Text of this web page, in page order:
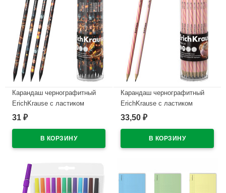
Карандаш чернографитный
ErichKrause с ластиком
Кубомир (Mine Block) HB
пластик арт.65314 (Ст.42)
31 ₽
Карандаш чернографитный
ErichKrause с ластиком
Прима-кошка (Prima Cat) HB
пластик арт.65385 (Ст.42)
33,50 ₽